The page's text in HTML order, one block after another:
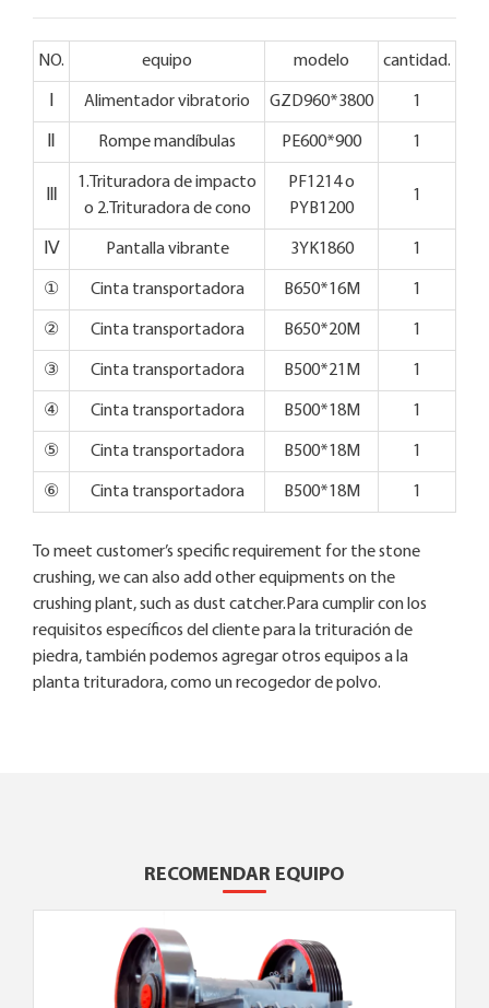
NO. equipo modelo cantidad.
Alimentador vibratorio GZD960*3800 1
Rompe mandíbulas PE600*900 1
1.Trituradora de impacto
o 2.Trituradora de cono
PF1214 o
PYB1200
1
Ⅳ Pantalla vibrante 3YK1860 1
① Cinta transportadora B650*16M 1
② Cinta transportadora B650*20M 1
③ Cinta transportadora B500*21M 1
④ Cinta transportadora B500*18M 1
⑤ Cinta transportadora B500*18M 1
⑥ Cinta transportadora B500*18M 1
To meet customer’s specific requirement for the stone
crushing, we can also add other equipments on the
crushing plant, such as dust catcher.Para cumplir con los
requisitos específicos del cliente para la trituración de
piedra, también podemos agregar otros equipos a la
planta trituradora, como un recogedor de polvo.
RECOMENDAR EQUIPO